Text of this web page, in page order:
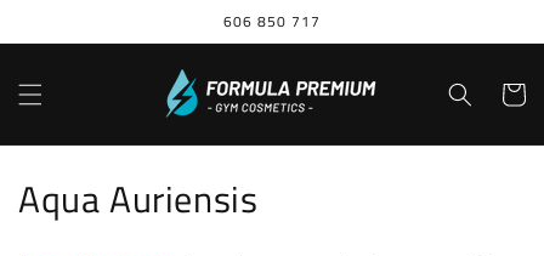
al contenido
606 850 717
Carrito
C
Aqua Auriensis